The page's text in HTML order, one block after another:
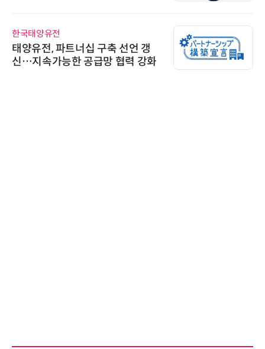
한국태양유전
태양유전, 파트너십 구축 선언 갱
신…지속가능한 공급망 협력 강화